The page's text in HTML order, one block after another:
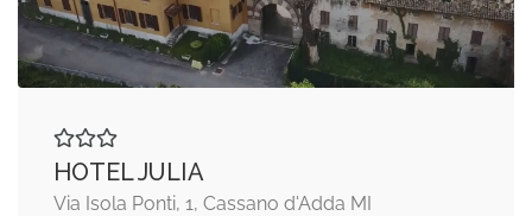
HOTEL JULIA
Via Isola Ponti, 1, Cassano d'Adda MI